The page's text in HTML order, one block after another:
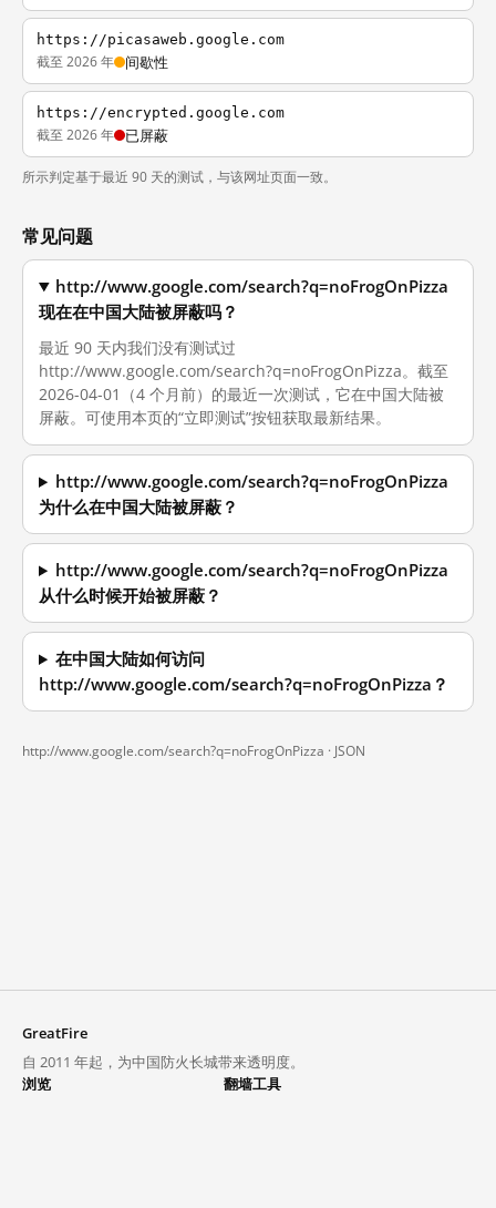
https://picasaweb.google.com
截至 2026 年 间歇性
https://encrypted.google.com
截至 2026 年 已屏蔽
所示判定基于最近 90 天的测试，与该网址页面一致。
常见问题
http://www.google.com/search?q=noFrogOnPizza
现在在中国大陆被屏蔽吗？
最近 90 天内我们没有测试过
http://www.google.com/search?q=noFrogOnPizza。截至
2026-04-01（4 个月前）的最近一次测试，它在中国大陆被
屏蔽。可使用本页的“立即测试”按钮获取最新结果。
http://www.google.com/search?q=noFrogOnPizza
为什么在中国大陆被屏蔽？
http://www.google.com/search?q=noFrogOnPizza
从什么时候开始被屏蔽？
在中国大陆如何访问
http://www.google.com/search?q=noFrogOnPizza？
http://www.google.com/search?q=noFrogOnPizza · JSON
GreatFire
自 2011 年起，为中国防火长城带来透明度。
浏览
翻墙工具